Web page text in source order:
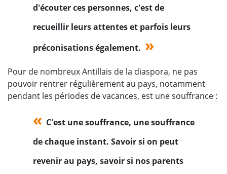
d'écouter ces personnes, c'est de
recueillir leurs attentes et parfois leurs
préconisations également.
Pour de nombreux Antillais de la diaspora, ne pas
pouvoir rentrer régulièrement au pays, notamment
pendant les périodes de vacances, est une souffrance :
C'est une souffrance, une souffrance
de chaque instant. Savoir si on peut
revenir au pays, savoir si nos parents